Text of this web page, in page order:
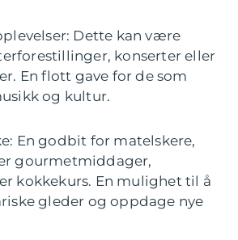
Dette kan være
konserter eller
En flott gave for de som
og kultur.
En godbit for matelskere,
gourmetmiddager,
kokkekurs. En mulighet til å
gleder og oppdage nye